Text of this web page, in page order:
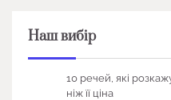
Наш вибір
10 речей, які
ніж її ціна